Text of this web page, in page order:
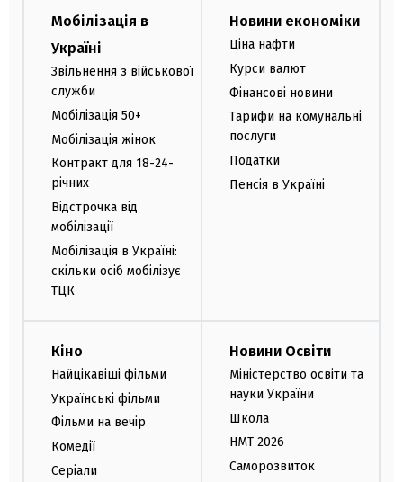
Мобілізація в
Україні
Звільнення з військової
служби
Мобілізація 50+
Мобілізація жінок
Контракт для 18-24-
річних
Відстрочка від
мобілізації
Мобілізація в Україні:
скільки осіб мобілізує
ТЦК
Новини економіки
Ціна нафти
Курси валют
Фінансові новини
Тарифи на комунальні
послуги
Податки
Пенсія в Україні
Кіно
Найцікавіші фільми
Українські фільми
Фільми на вечір
Комедії
Серіали
Новини Освіти
Міністерство освіти та
науки України
Школа
НМТ 2026
Саморозвиток